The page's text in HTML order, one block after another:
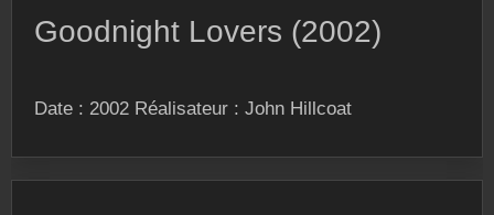
Goodnight Lovers (2002)
Date : 2002 Réalisateur : John Hillcoat